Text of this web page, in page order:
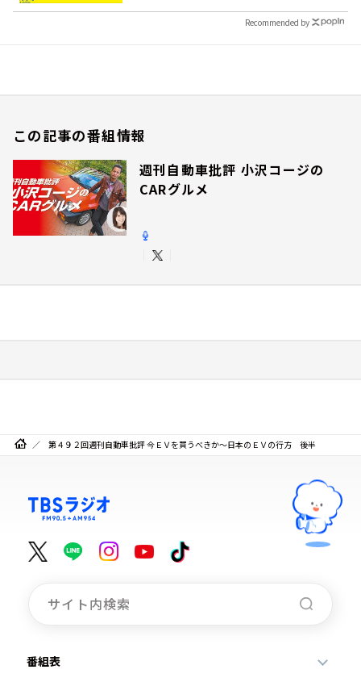
Recommended by
この記事の番組情報
週刊自動車批評 小沢コージの
CARグルメ
第４９２回週刊自動車批評 今ＥＶを買うべきか～日本のＥＶの行方 後半
番組表